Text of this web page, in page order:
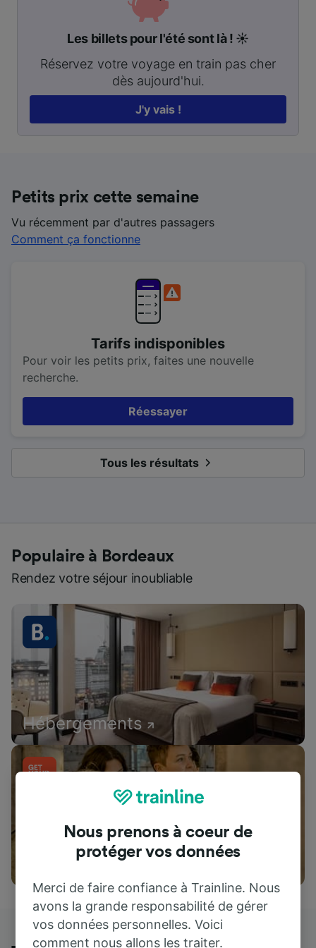
Les billets pour l'été sont là ! ☀️
Réservez votre voyage en train pas cher
dès aujourd'hui.
J'y vais !
Petits prix cette semaine
Vu récemment par d'autres passagers
Comment ça fonctionne
Tarifs indisponibles
Pour voir les petits prix, faites une nouvelle
recherche.
Réessayer
Tous les résultats
Populaire à Bordeaux
Rendez votre séjour inoubliable
Hébergements
Attractions
Nous prenons à coeur de
protéger vos données
Merci de faire confiance à Trainline. Nous
avons la grande responsabilité de gérer
vos données personnelles. Voici
comment nous allons les traiter.